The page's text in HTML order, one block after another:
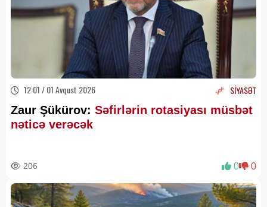
12:01 / 01 Avqust 2026 SİYASƏT
Zaur Şükürov: Səfirlərin rotasiyası müsbət
nəticə verəcək
206 0 0